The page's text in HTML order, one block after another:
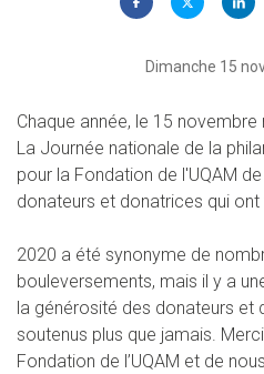
Dimanche 15
Chaque année, le 15
La Journée nationale de la
pour la Fondation de l'UQAM
donateurs et donatrices qui
2020 a été synonyme de
bouleversements, mais il y a
la générosité des donateurs et
soutenus plus que jamais.
Fondation de l’UQAM et de